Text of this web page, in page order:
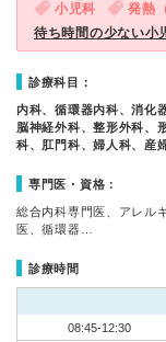
小児科 発熱
待ち時間の少ない小
診療科目：
内科、循環器内科、消化
脳神経外科、整形外科、
科、肛門科、婦人科、産
専門医・資格：
総合内科専門医、アレル
医、循環器…
診療時間
08:45-12:30